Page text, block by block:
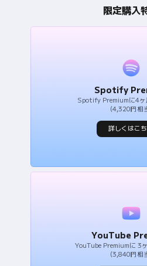
限定購入
Spotify Premiumに4ヶ
(4,320円相
詳しくはこ
YouTube
YouTube Premiumに 3
(3,840円相